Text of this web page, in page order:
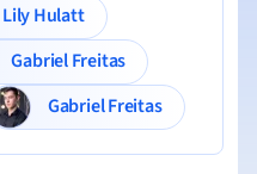
Lily Hulatt
Gabriel Freitas
Gabriel Freitas